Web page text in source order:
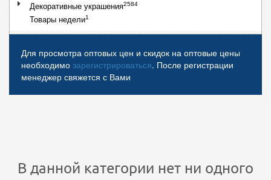
Декоративные украшения2584
Товары недели1
Для просмотра оптовых цен и скидок на оптовые цены
необходимо зарегистрироваться. После регистрации
менеджер свяжется с Вами
В данной категории нет ни одного